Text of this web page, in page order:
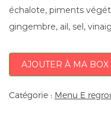
échalote, piments
gingembre, ail, sel,
AJOUTER À MA BOX
Catégorie : Menu E